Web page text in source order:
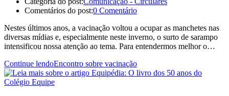
Comentários do post:0 Comentário
Nestes últimos anos, a vacinação voltou a ocupar as manchetes nas
diversas mídias e, especialmente neste inverno, o surto de sarampo
intensificou nossa atenção ao tema. Para entendermos melhor o…
Continue lendoEncontro sobre vacinação